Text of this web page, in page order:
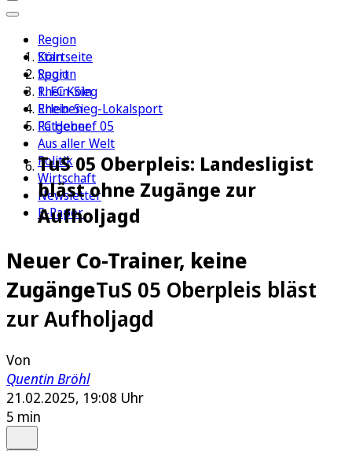
Region
Köln
Sport
1. FC Köln
Erleben
Ratgeber
Aus aller Welt
Politik
Wirtschaft
Newsletter
E-Paper
Startseite
Region
Rhein-Sieg
Rhein-Sieg-Lokalsport
FC Hennef 05
TuS 05 Oberpleis: Landesligist
bläst ohne Zugänge zur
Aufholjagd
Neuer Co-Trainer, keine
ZugängeTuS 05 Oberpleis bläst
zur Aufholjagd
Von
Quentin Bröhl
21.02.2025, 19:08 Uhr
5 min